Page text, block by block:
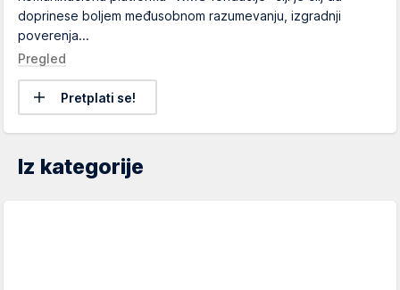
doprinese boljem međusobnom razumevanju, izgradnji
poverenja...
Pregled
Pretplati se!
Iz kategorije